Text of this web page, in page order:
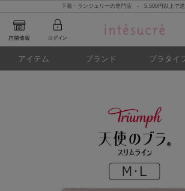
下着・ランジェリーの専門店 - 5,500円以上で
アイテム ブランド ブラタイ